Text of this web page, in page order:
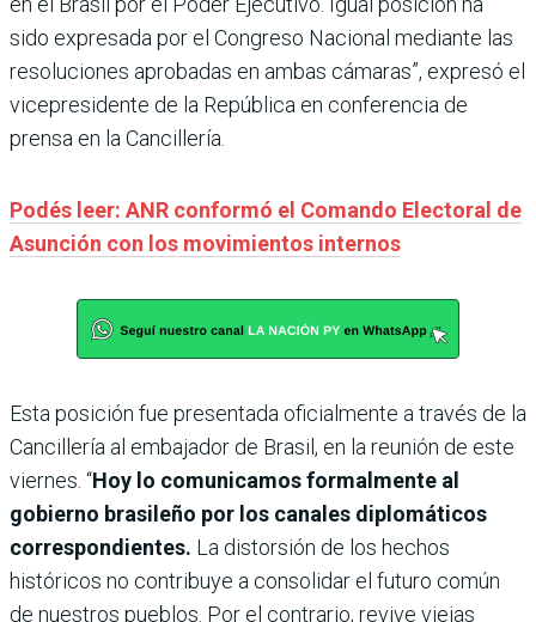
sido expresada por el Congreso Nacional mediante las
resoluciones aprobadas en ambas cámaras”, expresó el
vicepresidente de la República en conferencia de
prensa en la Cancillería.
Podés leer: ANR conformó el Comando Electoral de
Asunción con los movimientos internos
Esta posición fue presentada oficialmente a través de la
Cancillería al embajador de Brasil, en la reunión de este
viernes. “Hoy lo comunicamos formalmente al
gobierno brasileño por los canales diplomáticos
correspondientes. La distorsión de los hechos
históricos no contribuye a consolidar el futuro común
de nuestros pueblos. Por el contrario, revive viejas